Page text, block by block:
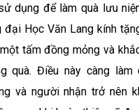
dụng để làm quà lưu
Học Văn Lang kính
tấm đồng mỏng và
quà. Điều này càng làm
và người nhận trở nên